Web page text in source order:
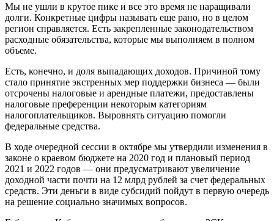
Мы не ушли в крутое пике и все это время не наращивали
долги. Конкретные цифры называть еще рано, но в целом
регион справляется. Есть закрепленные законодательством
расходные обязательства, которые мы выполняем в полном
объеме.
Есть, конечно, и доля выпадающих доходов. Причиной тому
стало принятие экстренных мер поддержки бизнеса — были
отсрочены налоговые и арендные платежи, предоставлены
налоговые преференции некоторым категориям
налогоплательщиков. Выровнять ситуацию помогли
федеральные средства.
В ходе очередной сессии в октябре мы утвердили изменения в
законе о краевом бюджете на 2020 год и плановый период
2021 и 2022 годов — они предусматривают увеличение
доходной части почти на 12 млрд рублей за счет федеральных
средств. Эти деньги в виде субсидий пойдут в первую очередь
на решение социально значимых вопросов.